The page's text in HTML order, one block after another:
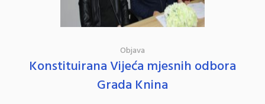
Objava
Konstituirana Vijeća mjesnih odbora
Grada Knina